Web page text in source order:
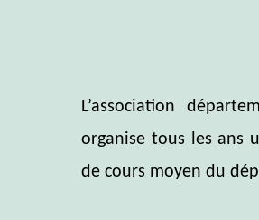
L’association
organise tous les ans
de cours moyen du